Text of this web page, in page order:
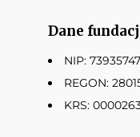
Dane
NIP:
REGON:
KRS: